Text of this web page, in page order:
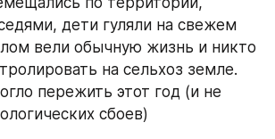
дети гуляли на свежем
вели обычную жизнь и никто
на сельхоз земле.
пережить этот год (и не
сбоев)